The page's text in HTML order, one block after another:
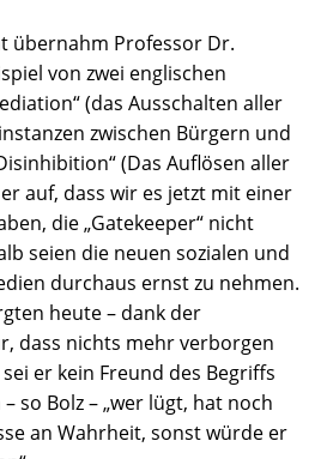
übernahm Professor Dr.
von zwei englischen
(das Ausschalten aller
zwischen Bürgern und
(Das Auflösen aller
auf, dass wir es jetzt mit einer
die „Gatekeeper“ nicht
seien die neuen sozialen und
durchaus ernst zu nehmen.
heute – dank der
dass nichts mehr verborgen
er kein Freund des Begriffs
so Bolz – „wer lügt, hat noch
an Wahrheit, sonst würde er